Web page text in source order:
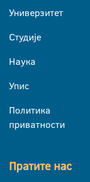
Универзитет
Студије
Наука
Упис
Политика
приватности
Пратите нас